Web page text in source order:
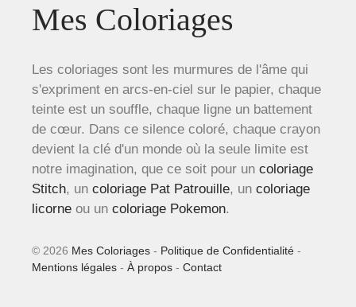
Mes Coloriages
Les coloriages sont les murmures de l'âme qui
s'expriment en arcs-en-ciel sur le papier, chaque
teinte est un souffle, chaque ligne un battement
de cœur. Dans ce silence coloré, chaque crayon
devient la clé d'un monde où la seule limite est
notre imagination, que ce soit pour un coloriage
Stitch, un coloriage Pat Patrouille, un coloriage
licorne ou un coloriage Pokemon.
© 2026 Mes Coloriages - Politique de Confidentialité -
Mentions légales - À propos - Contact